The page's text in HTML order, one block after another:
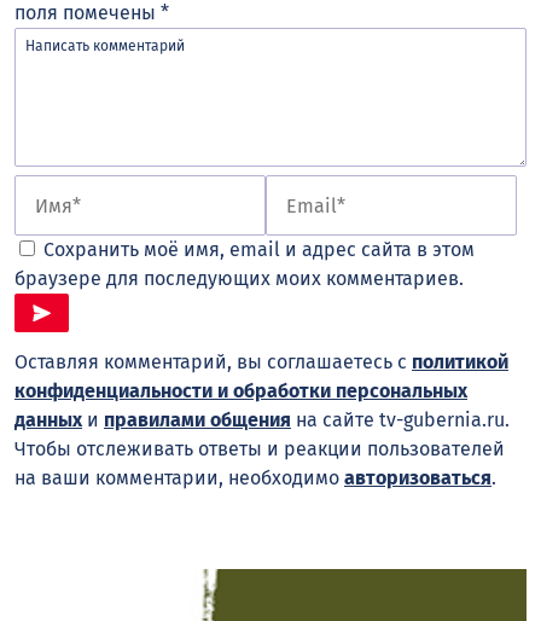
поля помечены *
Сохранить моё имя, email и адрес сайта в этом
браузере для последующих моих комментариев.
Оставляя комментарий, вы соглашаетесь с политикой
конфиденциальности и обработки персональных
данныхи правилами общения на сайте tv-gubernia.ru.
Чтобы отслеживать ответы и реакции пользователей
на ваши комментарии, необходимо авторизоваться.